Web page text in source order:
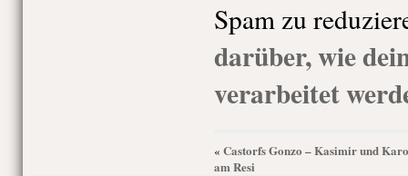
Spam zu
darüber, wie
verarbeitet
« Castorfs Gonzo – Kasimir und
am Resi